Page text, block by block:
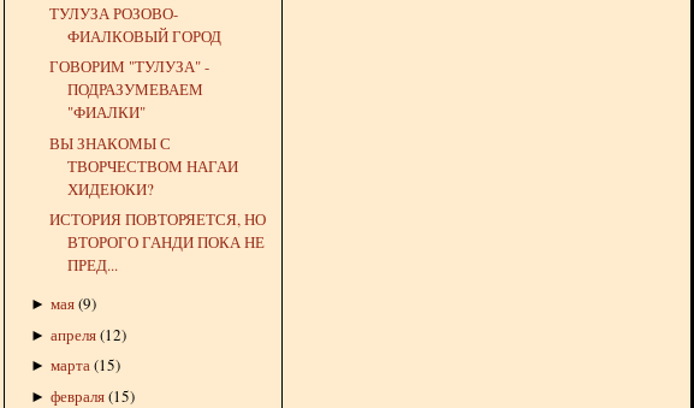
ТУЛУЗА РОЗОВО-
ФИАЛКОВЫЙ ГОРОД
ГОВОРИМ "ТУЛУЗА" -
ПОДРАЗУМЕВАЕМ
"ФИАЛКИ"
ВЫ ЗНАКОМЫ С
ТВОРЧЕСТВОМ НАГАИ
ХИДЕЮКИ?
ИСТОРИЯ ПОВТОРЯЕТСЯ, НО
ВТОРОГО ГАНДИ ПОКА НЕ
ПРЕД...
► мая(9)
► апреля(12)
► марта(15)
► февраля(15)